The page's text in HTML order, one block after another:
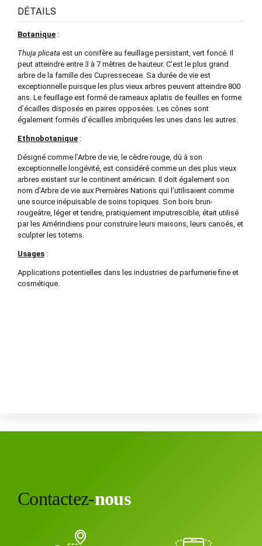
DÉTAILS
Botanique :
Thuja plicata est un conifère au feuillage persistant, vert foncé. Il
peut atteindre entre 3 à 7 mètres de hauteur. C’est le plus grand
arbre de la famille des Cupresseceae. Sa durée de vie est
exceptionnelle puisque les plus vieux arbres peuvent atteindre 800
ans. Le feuillage est formé de rameaux aplatis de feuilles en forme
d’écailles disposés en paires opposées. Les cônes sont
également formés d’écailles imbriquées les unes dans les autres.
Ethnobotanique :
Désigné comme l’Arbre de vie, le cèdre rouge, dû à son
exceptionnelle longévité, est considéré comme un des plus vieux
arbres existant sur le continent américain. Il doit également son
nom d’Arbre de vie aux Premières Nations qui l’utilisaient comme
une source inépuisable de soins topiques. Son bois brun-
rougeâtre, léger et tendre, pratiquement imputrescible, était utilisé
par les Amérindiens pour construire leurs maisons, leurs canoés, et
sculpter les totems.
Usages :
Applications potentielles dans les industries de parfumerie fine et
cosmétique.
Contactez-nous